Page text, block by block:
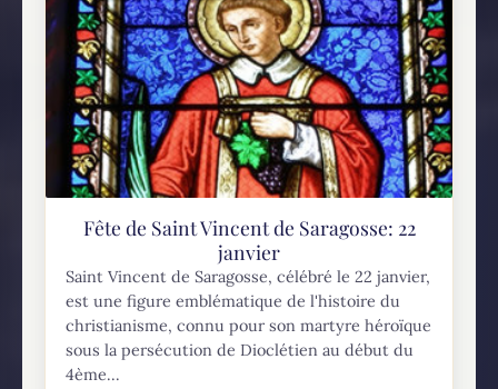
Fête de Saint Vincent de Saragosse: 22
janvier
Saint Vincent de Saragosse, célébré le 22 janvier,
est une figure emblématique de l'histoire du
christianisme, connu pour son martyre héroïque
sous la persécution de Dioclétien au début du
4ème...